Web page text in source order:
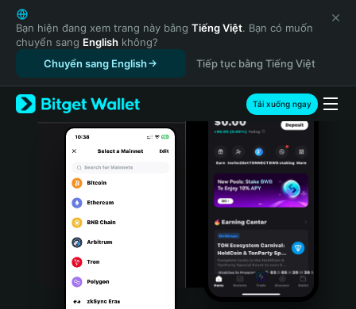
English
日本語
Tiếng Việt
Русский
Español (Latinoamérica)
Türkçe
Italiano
Português (Portugal)
Bahasa Indonesia
Bạn hiện đang xem trang này bằng Tiếng Việt. Bạn có muốn
chuyển sang English không?
Chuyển sang English
Tiếp tục bằng Tiếng Việt
Tải xuống ngay